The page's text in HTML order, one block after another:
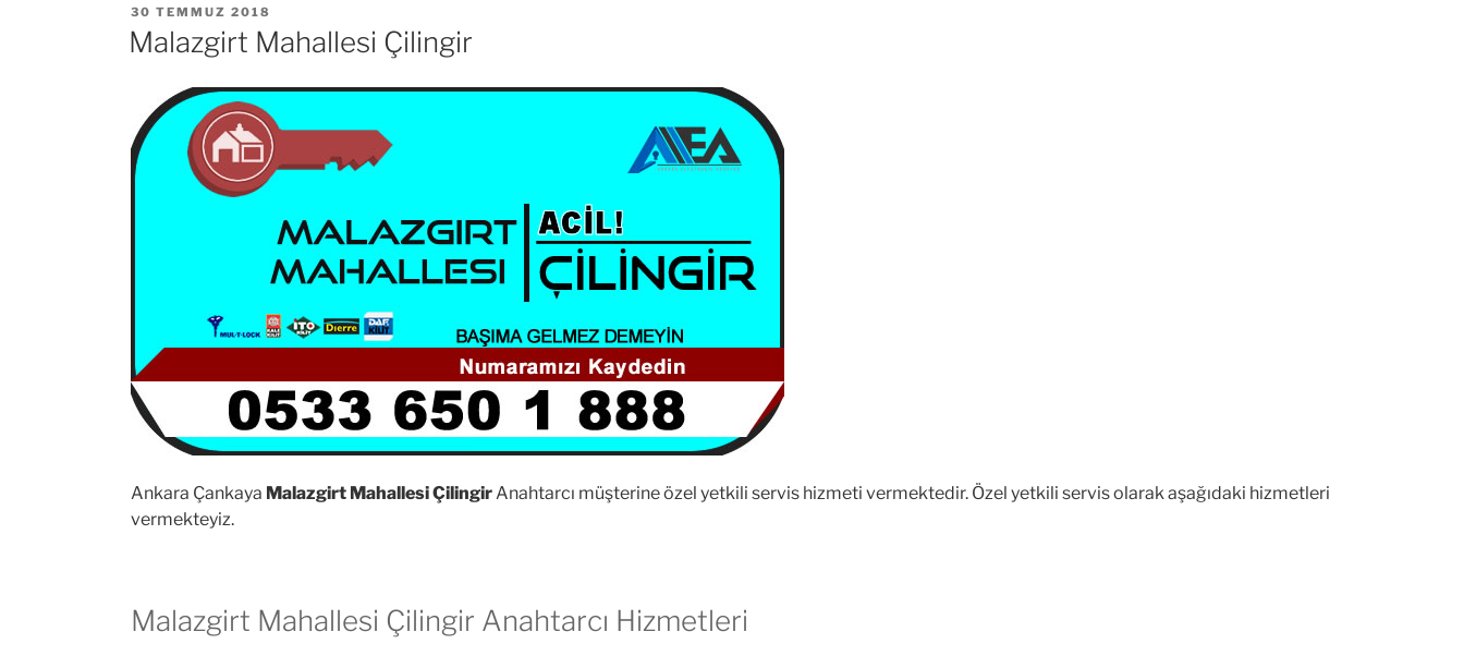
YAYIM
TARIHI
30 TEMMUZ 2018
Malazgirt Mahallesi Çilingir
Ankara Çankaya Malazgirt Mahallesi Çilingir Anahtarcı müşterine özel yetkili servis hizmeti vermektedir. Özel yetkili servis olarak aşağıdaki hizmetleri
vermekteyiz.
Malazgirt Mahallesi Çilingir Anahtarcı Hizmetleri